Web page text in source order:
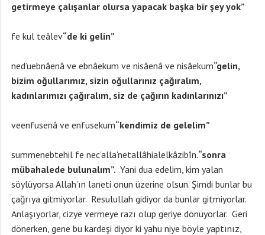
getirmeye çalışanlar olursa yapacak başka bir şey yok”
fe kul teâlev“de ki gelin”
ned’uebnâenâ ve ebnâekum ve nisâenâ ve nisâekum“gelin,
bizim oğullarımız, sizin oğullarınız çağıralım,
kadınlarımızı çağıralım, siz de çağırın kadınlarınızı”
veenfusenâ ve enfusekum“kendimiz de gelelim”
summenebtehil fe nec’alla’netallâhialelkâzibîn.“sonra
mübahalede bulunalım”. Yani dua edelim, kim yalan
söylüyorsa Allah’ın laneti onun üzerine olsun. Şimdi bunlar bu
çağrıya gitmiyorlar. Resulullah gidiyor da bunlar gitmiyorlar.
Anlaşıyorlar, cizye vermeye razı olup geriye dönüyorlar. Geri
dönerken, gene bu kardeşi diyor ki yahu niye böyle yaptınız,